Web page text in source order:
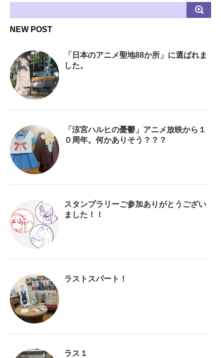
NEW POST
「日本のアニメ聖地88か所」に選ばれま
した。
「涼宮ハルヒの憂鬱」アニメ放映から１
０周年。何かありそう？？？
スタンプラリーご参加ありがとうござい
ました！！
ラストスパート！
ラス１